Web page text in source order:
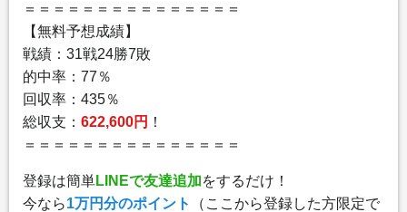
＝＝＝＝＝＝＝＝＝＝＝＝＝＝＝
【無料予想成績】
戦績：31戦24勝7敗
的中率：77％
回収率：435％
総収支： 622,600円 ！
＝＝＝＝＝＝＝＝＝＝＝＝＝＝＝
登録は簡単LINEで友達追加をするだけ！
今なら1万円分のポイント
（ここから登録した方限定で